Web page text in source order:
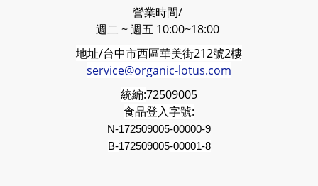
營業時間/
週二 ~ 週五 10:00~18:00
地址/台中市西區華美街212號2樓
service@organic-lotus.com
統編:72509005
食品登入字號:
N-172509005-00000-9
B-172509005-00001-8